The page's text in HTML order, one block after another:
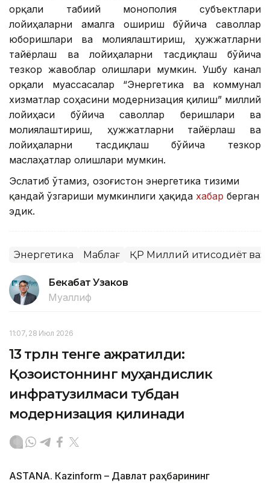
орқали табиий монополия субъектлари
лойиҳаларни амалга ошириш бўйича саволлар
юборишлари ва молиялаштириш, ҳужжатларни
тайёрлаш ва лойиҳаларни тасдиқлаш бўйича
тезкор жавоблар олишлари мумкин. Ушбу канал
орқали муассасалар “Энергетика ва коммунал
хизматлар соҳасини модернизация қилиш” миллий
лойиҳаси бўйича саволлар беришлари ва
молиялаштириш, ҳужжатларни тайёрлаш ва
лойиҳаларни тасдиқлаш бўйича тезкор
маслаҳатлар олишлари мумкин.
Эслатиб ўтамиз, Қозоғистон энергетика тизими
қандай ўзгариши мумкинлиги ҳақида хабар берган
эдик.
Энергетика Маблағ ҚР Миллий иқтисодиёт
Бекабат Узаков
Муаллиф
11:07, 28 Июл 2026
13 трлн тенге ажратилди:
Қозоғистоннинг муҳандислик
инфратузилмаси тубдан
модернизация қилинади
ASTANА. Кazinform – Давлат раҳбарининг